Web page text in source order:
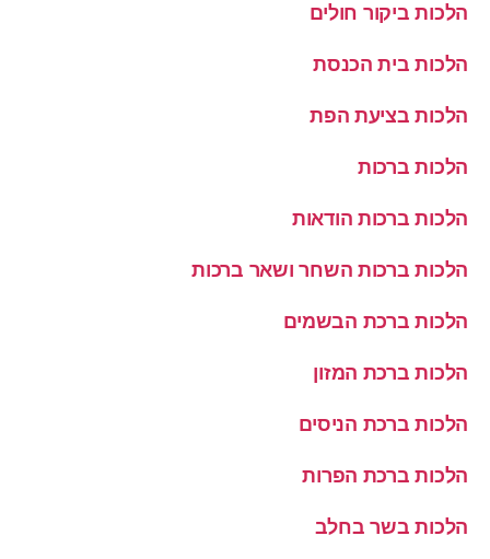
הלכות ביקור חולים
הלכות בית הכנסת
הלכות בציעת הפת
הלכות ברכות
הלכות ברכות הודאות
הלכות ברכות השחר ושאר ברכות
הלכות ברכת הבשמים
הלכות ברכת המזון
הלכות ברכת הניסים
הלכות ברכת הפרות
הלכות בשר בחלב